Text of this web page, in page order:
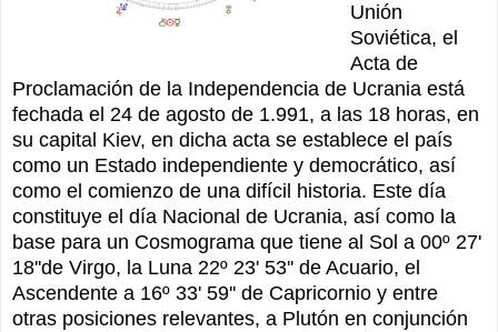
Unión
Soviética, el
Acta de
Proclamación de la Independencia de Ucrania está
fechada el 24 de agosto de 1.991, a las 18 horas, en
su capital Kiev, en dicha acta se establece el país
como un Estado independiente y democrático, así
como el comienzo de una difícil historia. Este día
constituye el día Nacional de Ucrania, así como la
base para un Cosmograma que tiene al Sol a 00º 27'
18''de Virgo, la Luna 22º 23' 53'' de Acuario, el
Ascendente a 16º 33' 59'' de Capricornio y entre
otras posiciones relevantes, a Plutón en conjunción